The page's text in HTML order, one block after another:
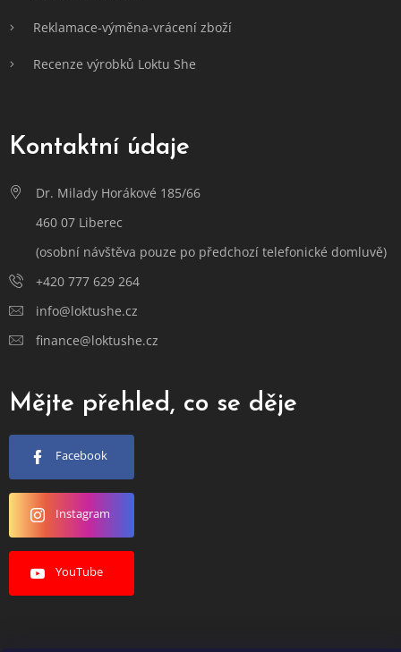
Reklamace-výměna-vrácení zboží
Recenze výrobků Loktu She
Kontaktní údaje
Dr. Milady Horákové 185/66
460 07 Liberec
(osobní návštěva pouze po předchozí telefonické domluvě)
+420 777 629 264
info@loktushe.cz
finance@loktushe.cz
Mějte přehled, co se děje
Facebook
Instagram
YouTube